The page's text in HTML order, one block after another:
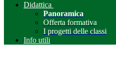
Didattica
Panoramica
Offerta formativa
I progetti delle classi
Info utili